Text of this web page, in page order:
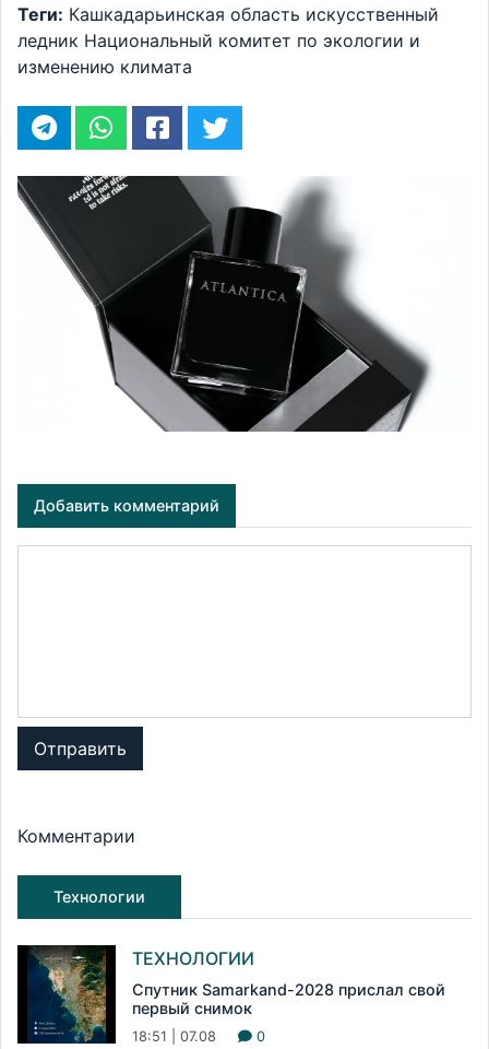
Теги: Кашкадарьинская область искусственный
ледник Национальный комитет по экологии и
изменению климата
Добавить комментарий
Отправить
Комментарии
Технологии
ТЕХНОЛОГИИ
Спутник Samarkand-2028 прислал свой
первый снимок
18:51 | 07.08 0